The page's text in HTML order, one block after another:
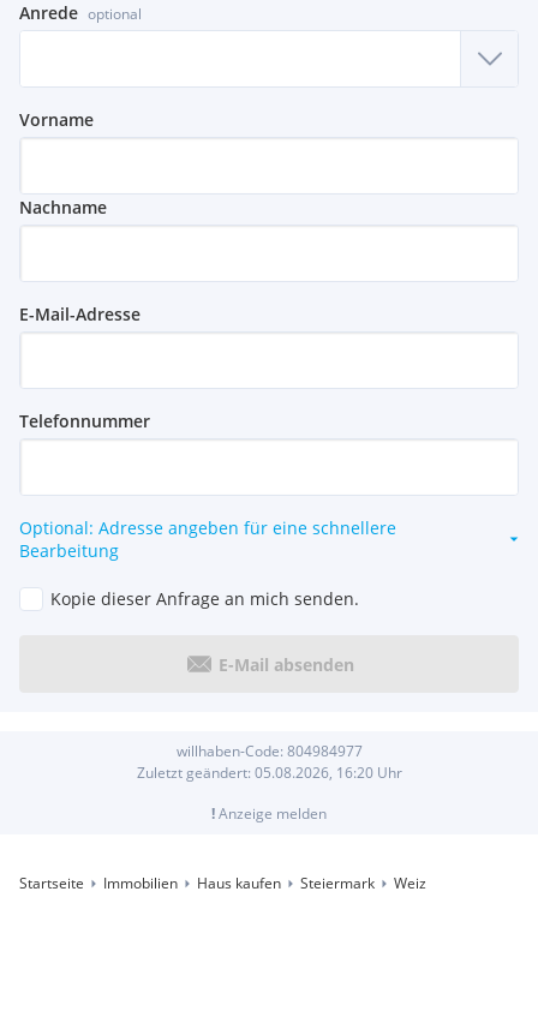
Anrede optional
Vorname
Nachname
E-Mail-Adresse
Telefonnummer
Optional: Adresse angeben für eine schnellere
Bearbeitung
Kopie dieser Anfrage an mich senden.
E-Mail absenden
willhaben-Code: 804984977
Zuletzt geändert: 05.08.2026, 16:20Uhr
!Anzeige melden
Startseite Immobilien Haus kaufen Steiermark Weiz